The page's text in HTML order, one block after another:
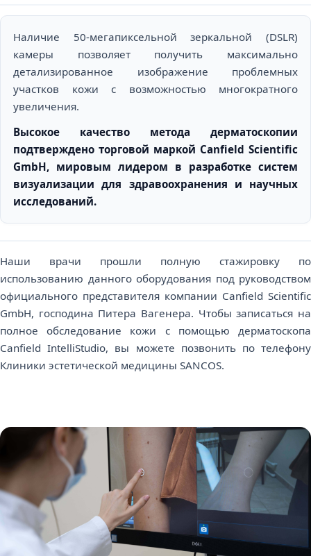
Наличие 50-мегапиксельной зеркальной (DSLR)
камеры позволяет получить максимально
детализированное изображение проблемных
участков кожи с возможностью многократного
увеличения.
Высокое качество метода дерматоскопии
подтверждено торговой маркой Canfield Scientific
GmbH, мировым лидером в разработке систем
визуализации для здравоохранения и научных
исследований.
Наши врачи прошли полную стажировку по
использованию данного оборудования под руководством
официального представителя компании Canfield Scientific
GmbH, господина Питера Вагенера. Чтобы записаться на
полное обследование кожи с помощью дерматоскопа
Canfield IntelliStudio, вы можете позвонить по телефону
Клиники эстетической медицины SANCOS.